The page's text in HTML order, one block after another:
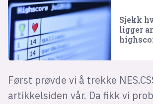
Sjekk
ligger
Først prøvde vi å trekke
artikkelsiden vår. Da fikk vi